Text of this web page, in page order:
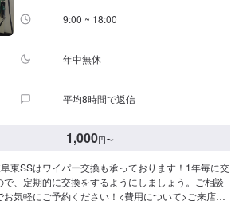
9:00 ~ 18:00
年中無休
平均8時間で返信
1,000円〜
東SSはワイパー交換も承っております！1年毎に交
、定期的に交換をするようにしましょう。ご相談
気軽にご予約ください！<費用について>ご来店後